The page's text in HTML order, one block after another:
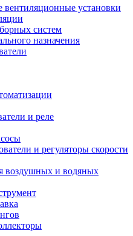
установки
систем
назначения
и реле
и регуляторы скорости
воздушных и водяных